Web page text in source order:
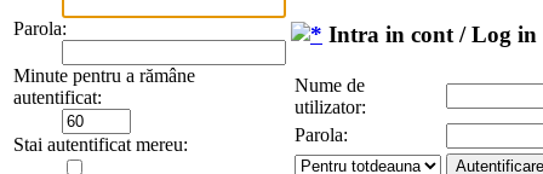
Parola:
Minute pentru a rămâne
autentificat:
Stai autentificat mereu:
Intra in cont / Log in
Nume de
utilizator:
Parola: